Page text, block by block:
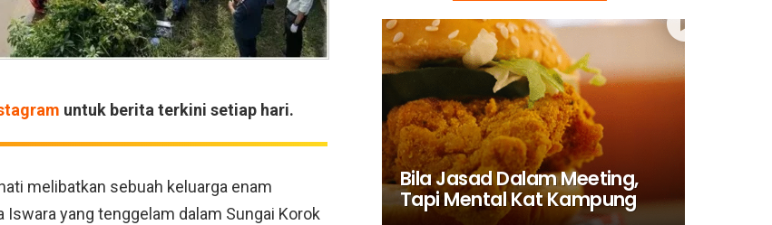
untuk berita terkini setiap hari.
melibatkan sebuah keluarga enam
yang tenggelam dalam Sungai Korok
Bila Jasad Dalam Meeting,
Tapi Mental Kat Kampung